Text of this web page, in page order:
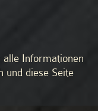
alle Informationen
und diese Seite